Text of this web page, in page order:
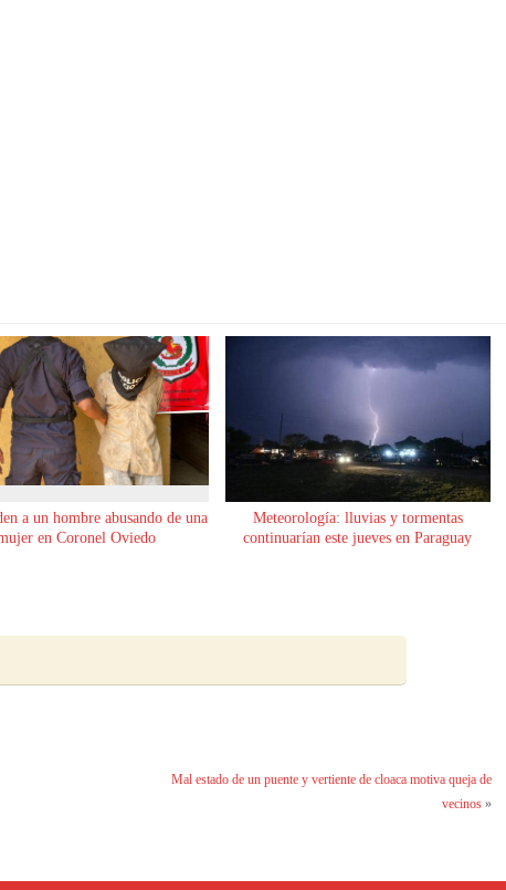
a un hombre abusando de una
en Coronel Oviedo
Meteorología: lluvias y tormentas
continuarían este jueves en Paraguay
Mal estado de un puente y vertiente de cloaca motiva queja de
vecinos»